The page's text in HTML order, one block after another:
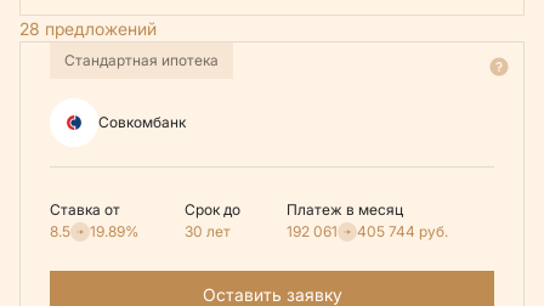
28 предложений
Стандартная ипотека
Совкомбанк
Ставка от
8.5
19.89%
Срок до
30 лет
Платеж в месяц
192 061
405 744 руб.
Оставить заявку